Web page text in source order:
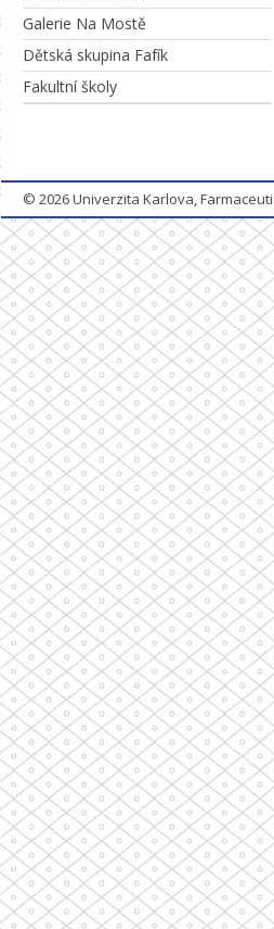
Galerie Na Mostě
Dětská skupina Fafík
Fakultní školy
© 2026Univerzita Karlova,